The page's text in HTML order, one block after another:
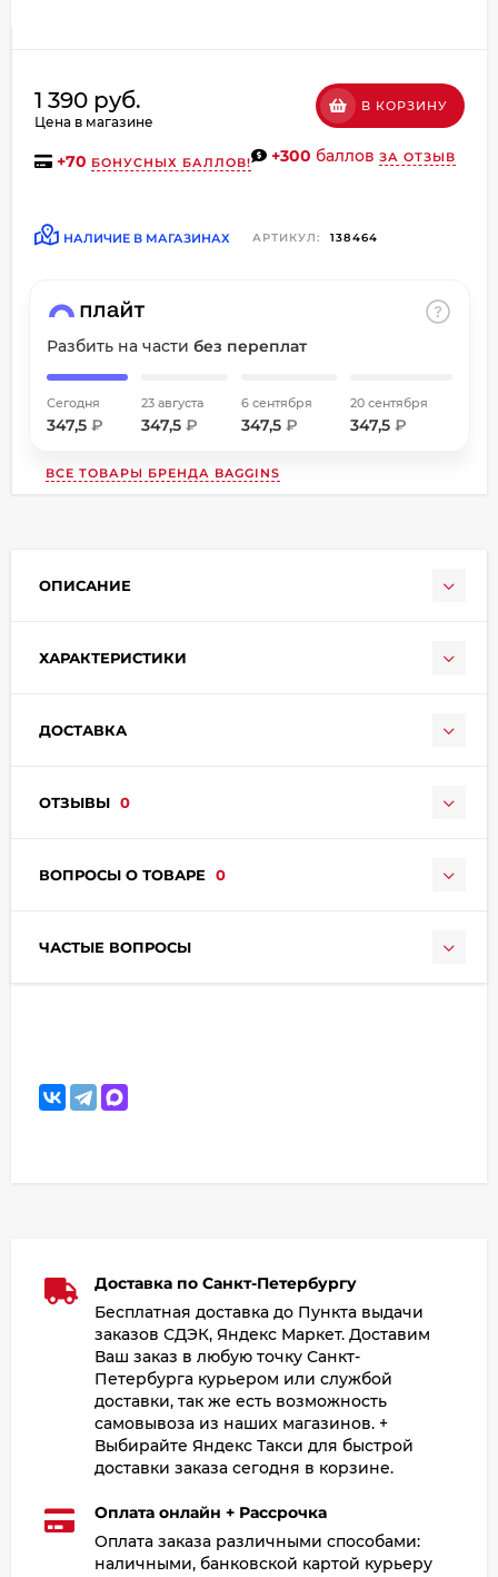
1 390 руб.
Цена в магазине
В КОРЗИНУ
+70 БОНУСНЫХ БАЛЛОВ! +300 баллов ЗА ОТЗЫВ
НАЛИЧИЕ В МАГАЗИНАХ АРТИКУЛ: 138464
Разбить на части без переплат
Сегодня
347,5 ₽
23 августа
347,5 ₽
6 сентября
347,5 ₽
20 сентября
347,5 ₽
ВСЕ ТОВАРЫ БРЕНДА BAGGINS
ОПИСАНИЕ
ХАРАКТЕРИСТИКИ
ДОСТАВКА
ОТЗЫВЫ 0
ВОПРОСЫ О ТОВАРЕ 0
ЧАСТЫЕ ВОПРОСЫ
об оплате Плайтом
25
2 недели
8 800 302-02-51
Доставка по Санкт-Петербургу
Бесплатная доставка до Пункта выдачи
заказов СДЭК, Яндекс Маркет. Доставим
Ваш заказ в любую точку Санкт-
Петербурга курьером или службой
доставки, так же есть возможность
самовывоза из наших магазинов. +
Выбирайте Яндекс Такси для быстрой
доставки заказа сегодня в корзине.
Оплата онлайн + Рассрочка
Оплата заказа различными способами:
наличными, банковской картой курьеру